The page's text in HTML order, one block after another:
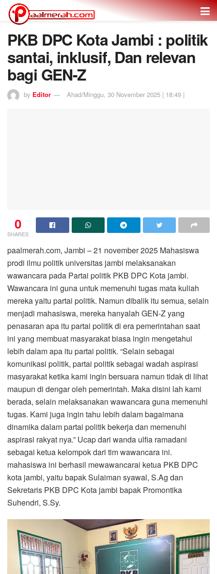
PKB DPC Kota Jambi : politik
santai, inklusif, Dan relevan
bagi GEN-Z
by Editor Ahad/Minggu, 30 November 2025 | 18:49 |
0
SHARES
paalmerah.com, Jambi – 21 november 2025 Mahasiswa
prodi ilmu politik universitas jambi melaksanakan
wawancara pada Partai politik PKB DPC Kota jambi.
Wawancara ini guna untuk memenuhi tugas mata kuliah
mereka yaitu partai politik. Namun dibalik itu semua, selain
menjadi mahasiswa, mereka hanyalah GEN-Z yang
penasaran apa itu partai politik di era pemerintahan saat
ini yang membuat masyarakat biasa ingin mengetahui
lebih dalam apa itu partai politik. “Selain sebagai
komunikasi politik, partai politik sebagai wadah aspirasi
masyarakat ketika kami ingin bersuara namun tidak di lihat
maupun di dengar oleh pemerintah. Maka disini lah kami
berada, selain melaksanakan wawancara guna memenuhi
tugas. Kami juga ingin tahu lebih dalam bagaimana
dinamika dalam partai politik bekerja dan memenuhi
aspirasi rakyat nya.” Ucap dari wanda ulfia ramadani
sebagai ketua kelompok dari tim wawancara ini.
mahasiswa ini berhasil mewawancarai ketua PKB DPC
kota jambi, yaitu bapak Sulaiman syawal, S.Ag dan
Sekretaris PKB DPC Kota jambi bapak Promontika
Suhendri, S.Sy.